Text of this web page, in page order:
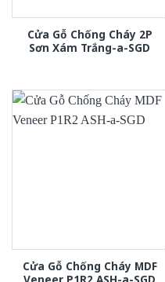
Cửa Gỗ Chống Cháy 2P
Sơn Xám Trắng-a-SGD
Cửa Gỗ Chống Cháy MDF